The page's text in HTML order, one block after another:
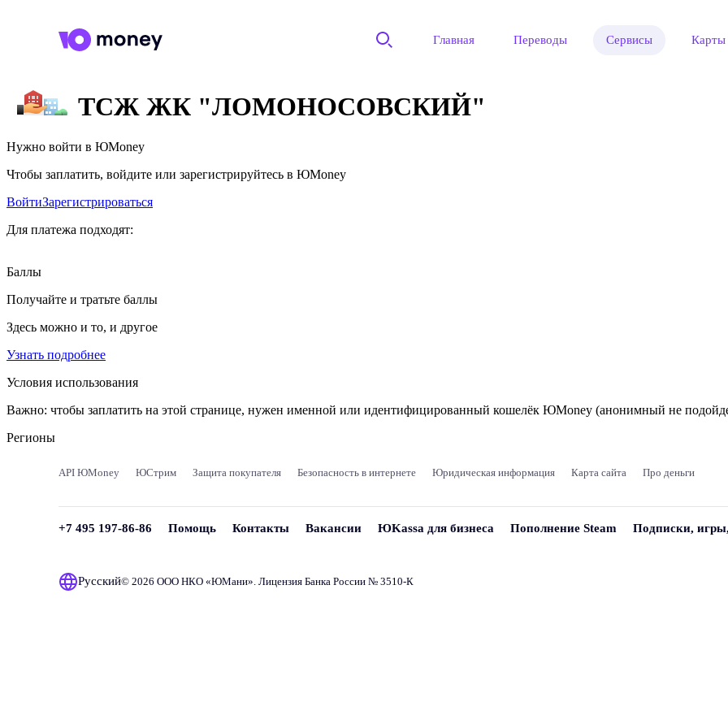
Главная Переводы Сервисы Карты
ТСЖ ЖК "ЛОМОНОСОВСКИЙ"
Нужно войти в ЮMoney
Чтобы заплатить, войдите или зарегистрируйтесь в ЮMoney
ВойтиЗарегистрироваться
Для платежа подходят:
Баллы
Получайте и тратьте баллы
Здесь можно и то, и другое
Узнать подробнее
Условия использования
Важно: чтобы заплатить на этой странице, нужен именной или идентифицированный кошелёк ЮMoney (анонимный не
Регионы
API ЮMoney ЮСтрим Защита покупателя Безопасность в интернете Юридическая информация Карта сайта Про деньги
+7 495 197-86-86 Помощь Контакты Вакансии ЮKassa для бизнеса Пополнение Steam Подписки,
Русский© 2026 ООО НКО «ЮМани». Лицензия Банка России № 3510‑К